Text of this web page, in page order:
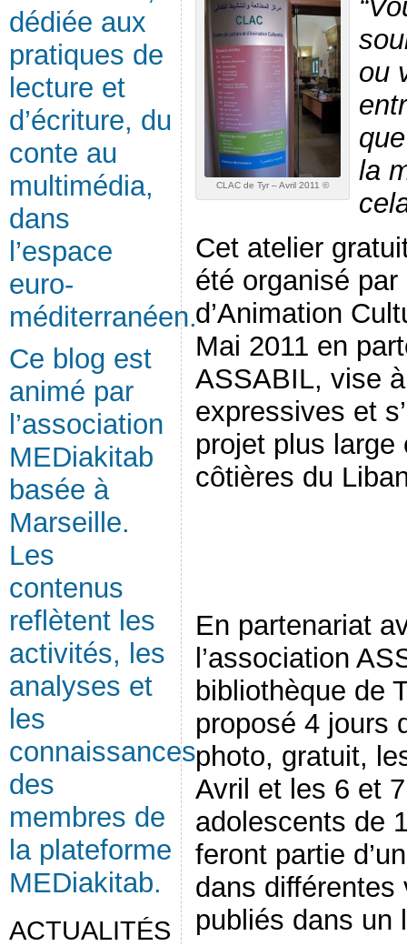
dédiée aux
pratiques de
lecture et
d’écriture, du
conte au
multimédia,
dans
l’espace
euro-
méditerranéen.
Ce blog est
animé par
l’association
MEDiakitab
basée à
Marseille.
Les
contenus
reflètent les
activités, les
analyses et
les
connaissances
des
membres de
la plateforme
MEDiakitab.
ACTUALITÉS
CLAC de Tyr – Avril 2011 ©
ou
la
Cet atelier
été organisé
d’Animation
Mai 2011 en
ASSABIL, vise
expressives et
projet plus
côtières du
En partenariat
l’association
bibliothèque de
proposé 4 jours
photo, gratuit,
Avril et les 6 et
adolescents de
feront partie
dans
publiés dans un